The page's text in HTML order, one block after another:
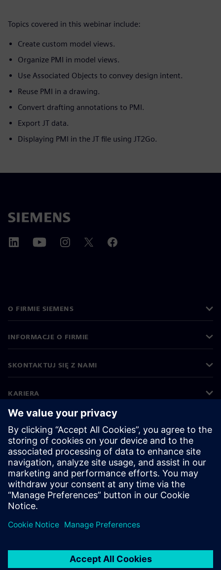
Topics covered in this webinar include:
Create custom model views.
Organize PMI in model views.
Use Associated Objects to convey design intent.
Reuse PMI in a drawing.
Convert drafting annotations to PMI.
Export JT data.
Displaying PMI in the JT file using JT2Go.
O FIRMIE SIEMENS
INFORMACJE O FIRMIE
SKONTAKTUJ SIĘ Z NAMI
KARIERA
©Siemens 2026
Informacje korporacyjne
Polityka prywatności
Polityka cookies
Warunki użytkowania
Cyfrowa identyfikacja